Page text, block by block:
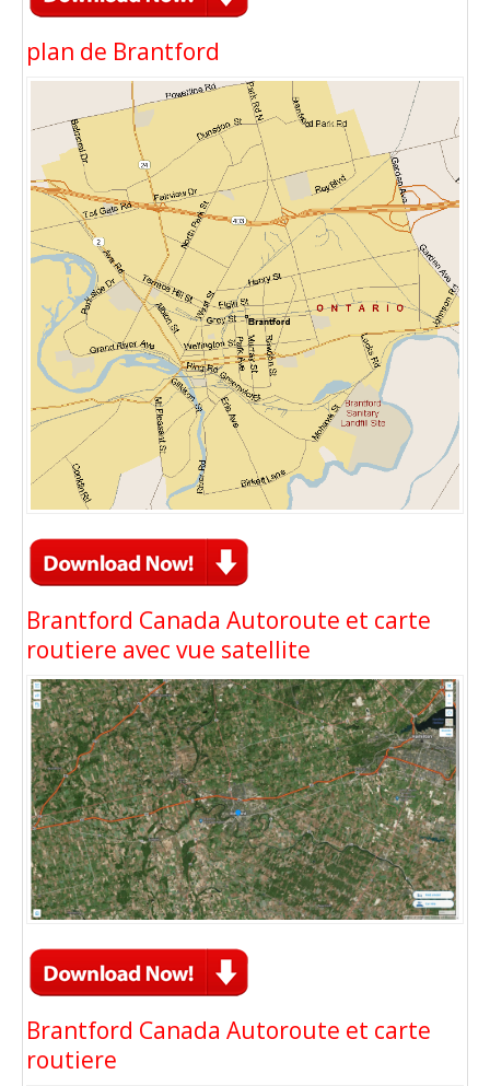
plan de Brantford
Brantford Canada Autoroute et carte
routiere avec vue satellite
Brantford Canada Autoroute et carte
routiere